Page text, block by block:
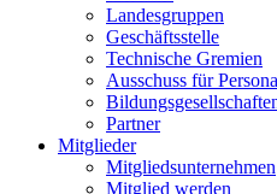
Landesgruppen
Geschäftsstelle
Technische Gremien
Ausschuss für
Partner
Mitglieder
Mitgliedsunternehmen
Mitglied werden